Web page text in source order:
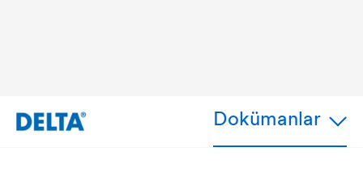
Dokümanlar